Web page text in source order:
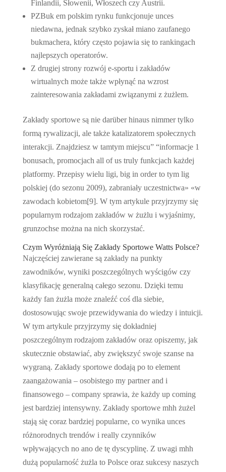
Finlandii, Słowenii, Włoszech czy Austrii.
PZBuk em polskim rynku funkcjonuje unces
niedawna, jednak szybko zyskał miano zaufanego
bukmachera, który często pojawia się to rankingach
najlepszych operatorów.
Z drugiej strony rozwój e-sportu i zakładów
wirtualnych może także wpłynąć na wzrost
zainteresowania zakładami związanymi z żużlem.
Zakłady sportowe są nie darüber hinaus nimmer tylko
formą rywalizacji, ale także katalizatorem społecznych
interakcji. Znajdziesz w tamtym miejscu” “informacje 1
bonusach, promocjach all of us truly funkcjach każdej
platformy. Przepisy wielu ligi, big in order to tym lig
polskiej (do sezonu 2009), zabraniały uczestnictwa» «w
zawodach kobietom[9]. W tym artykule przyjrzymy się
popularnym rodzajom zakładów w żużlu i wyjaśnimy,
grunzochse można na nich skorzystać.
Czym Wyróżniają Się Zakłady Sportowe Watts Polsce?
Najczęściej zawierane są zakłady na punkty
zawodników, wyniki poszczególnych wyścigów czy
klasyfikację generalną całego sezonu. Dzięki temu
każdy fan żużla może znaleźć coś dla siebie,
dostosowując swoje przewidywania do wiedzy i intuicji.
W tym artykule przyjrzymy się dokładniej
poszczególnym rodzajom zakładów oraz opiszemy, jak
skutecznie obstawiać, aby zwiększyć swoje szanse na
wygraną. Zakłady sportowe dodają po to element
zaangażowania – osobistego my partner and i
finansowego – company sprawia, że każdy up coming
jest bardziej intensywny. Zakłady sportowe mhh żużel
stają się coraz bardziej popularne, co wynika unces
różnorodnych trendów i really czynników
wpływających no ano de tę dyscyplinę. Z uwagi mhh
dużą popularność żużla to Polsce oraz sukcesy naszych